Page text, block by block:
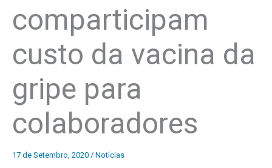
comparticipam
custo da vacina da
gripe para
colaboradores
17 de Setembro, 2020 / Notícias